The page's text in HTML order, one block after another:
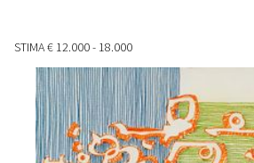
STIMA€ 12.000 - 18.000